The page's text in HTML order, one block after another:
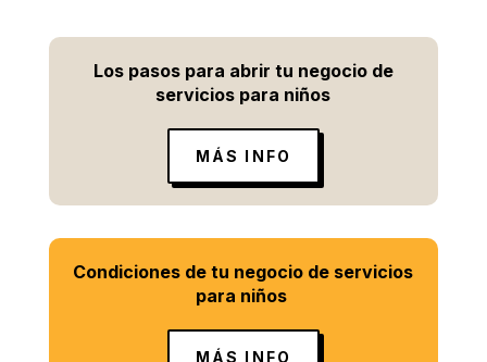
Los pasos para abrir tu negocio de
servicios para niños
MÁS INFO
Condiciones de tu negocio de servicios
para niños
MÁS INFO